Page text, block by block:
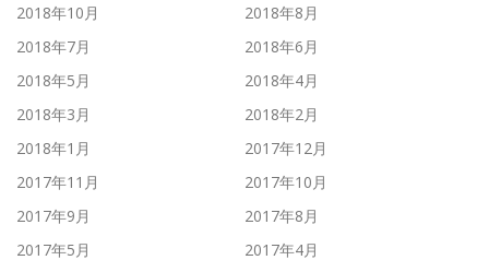
2018年10月
2018年8月
2018年7月
2018年6月
2018年5月
2018年4月
2018年3月
2018年2月
2018年1月
2017年12月
2017年11月
2017年10月
2017年9月
2017年8月
2017年5月
2017年4月